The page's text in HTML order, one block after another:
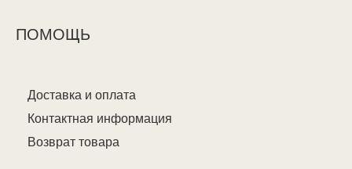
ПОМОЩЬ
Доставка и оплата
Контактная информация
Возврат товара